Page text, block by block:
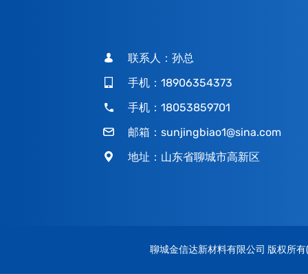
联系人：孙总
手机：18906354373
手机：18053859701
邮箱： sunjingbiao1@sina.com
地址：山东省聊城市高新区
聊城金信达新材料有限公司 版权所